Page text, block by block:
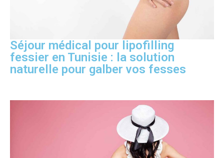
Séjour médical pour lipofilling
fessier en Tunisie : la solution
naturelle pour galber vos fesses